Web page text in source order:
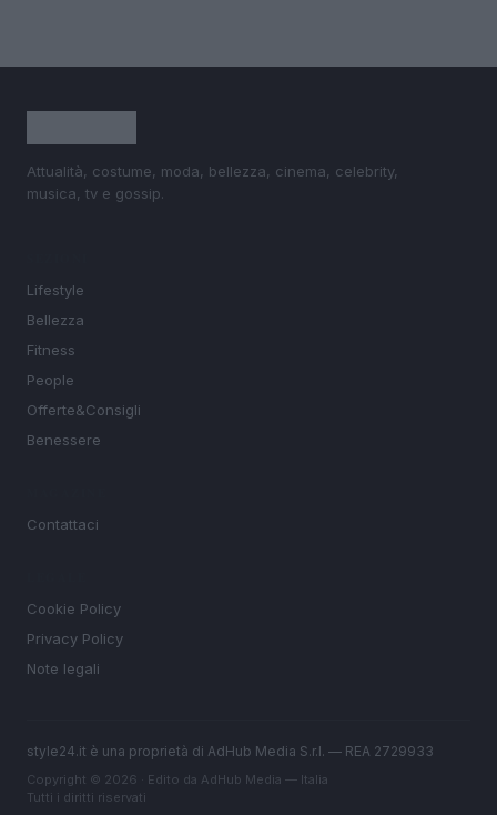
Attualità, costume, moda, bellezza, cinema, celebrity,
musica, tv e gossip.
Lifestyle
Bellezza
Fitness
People
Offerte&Consigli
Benessere
Contattaci
Cookie Policy
Privacy Policy
Note legali
style24.it è una proprietà di AdHub Media S.r.l. — REA 2729933
Copyright © 2026 · Edito da AdHub Media — Italia
Tutti i diritti riservati